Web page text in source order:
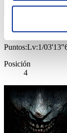
yamachan
Puntos:Lv:1/
Posición
4